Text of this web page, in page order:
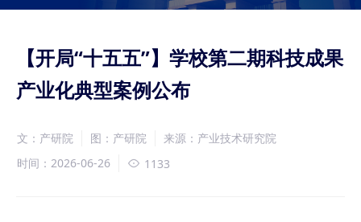
【开局“十五五”】学校第二期科技成果
产业化典型案例公布
文：产研院 图：产研院
来源：产业技术研究院
时间：2026-06-26
1133